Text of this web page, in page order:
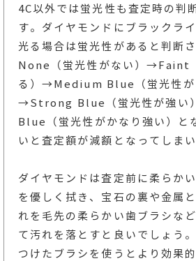
4C以外では蛍光性も査定時の判
す。ダイヤモンドにブラックラ
光る場合は蛍光性があると判断さ
None（蛍光性がない）→Faint
る）→Medium Blue（蛍光性が
→Strong Blue（蛍光性が強
Blue（蛍光性がかなり強い）と
いと査定額が減額となってしまい
ダイヤモンドは査定前に柔らか
を優しく拭き、宝石の裏や金属
れを毛先の柔らかい歯ブラシな
て汚れを落とすと良いでしょう
つけたブラシを使うとより効果